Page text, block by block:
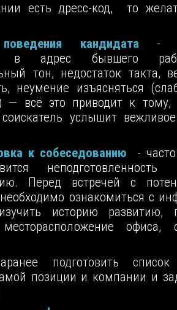
есть дресс-код, то
кандидата -
в адрес бывшего
тон, недостаток такта,
неумение изъясняться
— всё это приводит к тому,
соискатель услышит
к собеседованию -
неподготовленность
Перед встречей с
ознакомиться с
историю развитию,
офиса,
подготовить список
позиции и компании и